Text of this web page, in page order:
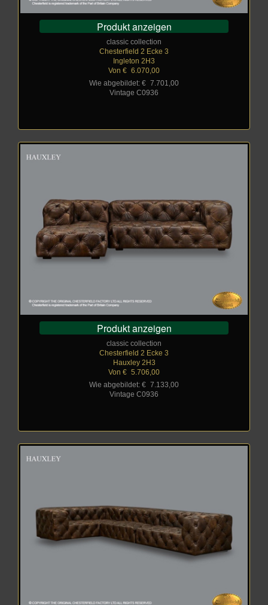
Produkt anzeigen
classic collection
Chesterfield 2 Ecke 3
Ingleton 2H3
Von € 6.070,00
Wie abgebildet: € 7.701,00
Vintage C0936
Produkt anzeigen
classic collection
Chesterfield 2 Ecke 3
Hauxley 2H3
Von € 5.706,00
Wie abgebildet: €
7.133,00
Vintage C0936